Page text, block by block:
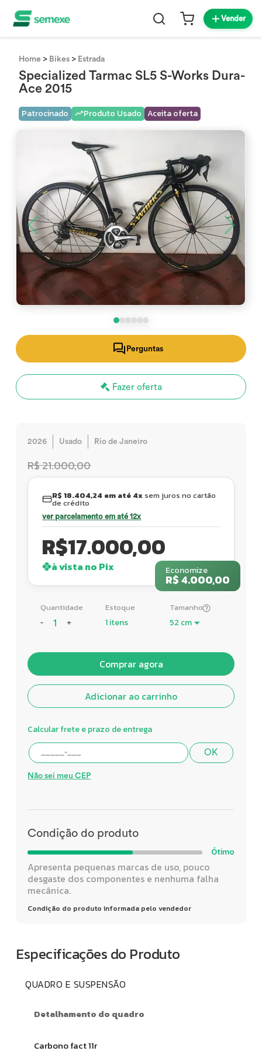
Vender
Home > Bikes > Estrada
Specialized Tarmac SL5 S-Works Dura-
Ace 2015
Patrocinado Produto Usado Aceita oferta
Perguntas
Fazer oferta
2026 Usado Rio de Janeiro
R$ 21.000,00
R$ 18.404,24 em até 4xsem juros no cartão
de crédito
ver parcelamento em até 12x
R$17.000,00
à vista no Pix Economize
R$ 4.000,00
Quantidade
- +
Estoque
1 itens
Tamanho
Comprar agora
Adicionar ao carrinho
Calcular frete e prazo de entrega
OK
Não sei meu CEP
Condição do produto
Ótimo
Apresenta pequenas marcas de uso, pouco
desgaste dos componentes e nenhuma falha
mecânica.
Condição do produto informada pelo vendedor
Especificações do Produto
QUADRO E SUSPENSÃO
Detalhamento do quadro
Carbono fact 11r